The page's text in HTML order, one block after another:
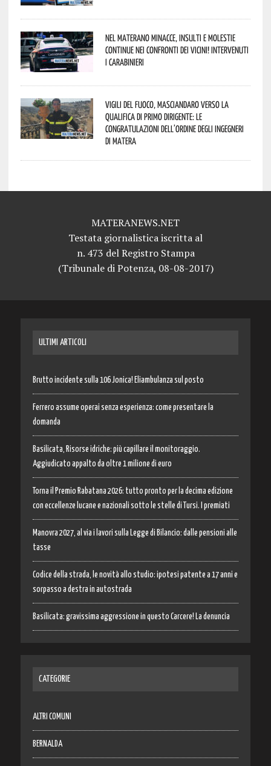
Nel materano minacce, insulti e molestie
continue nei confronti dei vicini! Intervenuti
i Carabinieri
Vigili del Fuoco, Masciandaro verso la
qualifica di Primo Dirigente: le
congratulazioni dell’Ordine degli Ingegneri
di Matera
MATERANEWS.NET
Testata giornalistica iscritta al
n. 473 del Registro Stampa
(Tribunale di Potenza, 08-08-2017)
ULTIMI ARTICOLI
Brutto incidente sulla 106 Jonica! Eliambulanza sul posto
Ferrero assume operai senza esperienza: come presentare la
domanda
Basilicata, Risorse idriche: più capillare il monitoraggio.
Aggiudicato appalto da oltre 1 milione di euro
Torna il Premio Rabatana 2026: tutto pronto per la decima edizione
con eccellenze lucane e nazionali sotto le stelle di Tursi. I premiati
Manovra 2027, al via i lavori sulla Legge di Bilancio: dalle pensioni alle
tasse
Codice della strada, le novità allo studio: ipotesi patente a 17 anni e
sorpasso a destra in autostrada
Basilicata: gravissima aggressione in questo Carcere! La denuncia
CATEGORIE
ALTRI COMUNI
BERNALDA